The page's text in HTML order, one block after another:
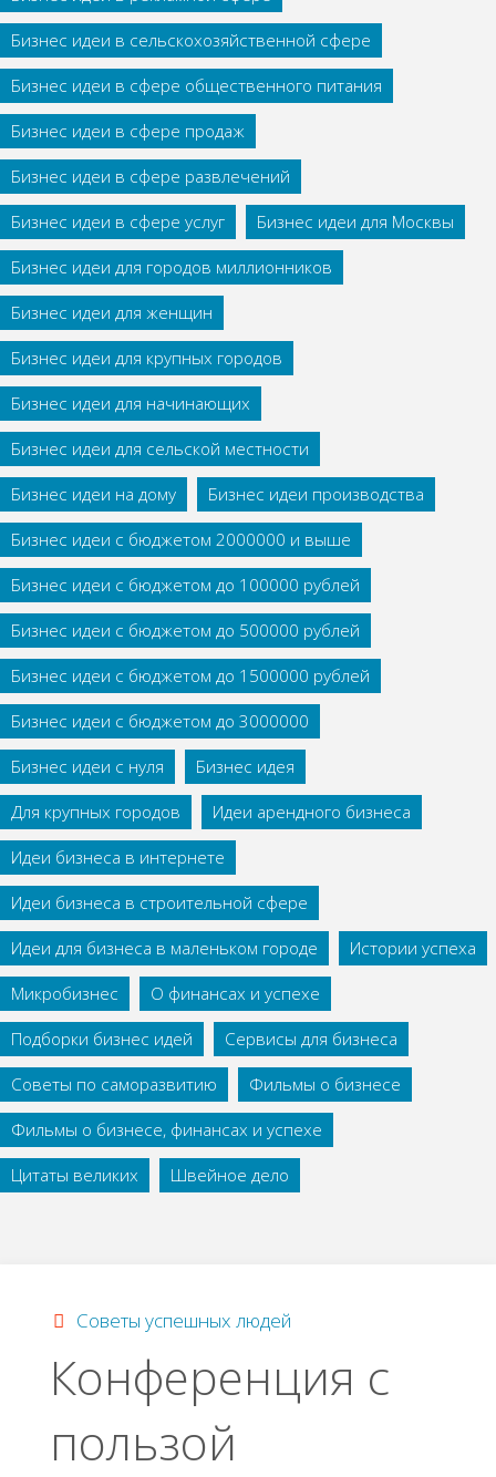
Бизнес идеи в сельскохозяйственной сфере
Бизнес идеи в сфере общественного питания
Бизнес идеи в сфере продаж
Бизнес идеи в сфере развлечений
Бизнес идеи в сфере услуг
Бизнес идеи для Москвы
Бизнес идеи для городов миллионников
Бизнес идеи для женщин
Бизнес идеи для крупных городов
Бизнес идеи для начинающих
Бизнес идеи для сельской местности
Бизнес идеи на дому
Бизнес идеи производства
Бизнес идеи с бюджетом 2000000 и выше
Бизнес идеи с бюджетом до 100000 рублей
Бизнес идеи с бюджетом до 500000 рублей
Бизнес идеи с бюджетом до 1500000 рублей
Бизнес идеи с бюджетом до 3000000
Бизнес идеи с нуля
Бизнес идея
Для крупных городов
Идеи арендного бизнеса
Идеи бизнеса в интернете
Идеи бизнеса в строительной сфере
Идеи для бизнеса в маленьком городе
Истории успеха
Микробизнес
О финансах и успехе
Подборки бизнес идей
Сервисы для бизнеса
Советы по саморазвитию
Фильмы о бизнесе
Фильмы о бизнесе, финансах и успехе
Цитаты великих
Швейное дело
Советы успешных людей
Конференция с
пользой